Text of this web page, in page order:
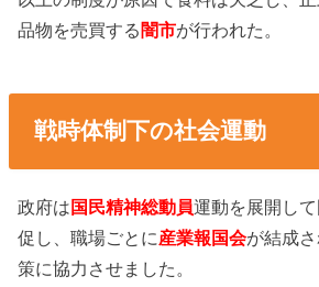
品物を売買する 闇市が行われた。
戦時体制下の社会運動
政府は 国民精神総動員運動を展開し
促し、職場ごとに産業報国会が結成
策に協力させました。